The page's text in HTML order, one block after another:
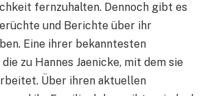
fernzuhalten. Dennoch gibt es
und Berichte über ihr
Eine ihrer bekanntesten
zu Hannes Jaenicke, mit dem sie
Über ihren aktuellen